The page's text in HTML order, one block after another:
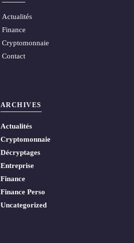
Actualités
Finance
Cryptomonnaie
Contact
ARCHIVES
Actualités
Cryptomonnaie
Décryptages
Entreprise
Finance
Finance Perso
Uncategorized